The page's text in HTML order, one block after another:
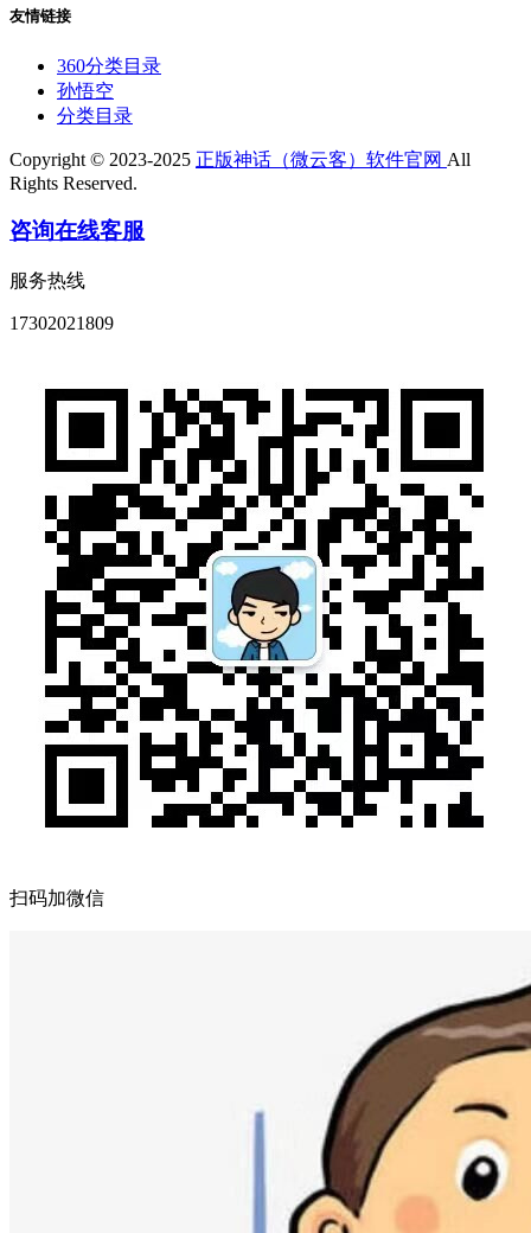
友情链接
360分类目录
孙悟空
分类目录
Copyright © 2023-2025 正版神话（微云客）软件官网 All
Rights Reserved.
咨询在线客服
服务热线
17302021809
扫码加微信